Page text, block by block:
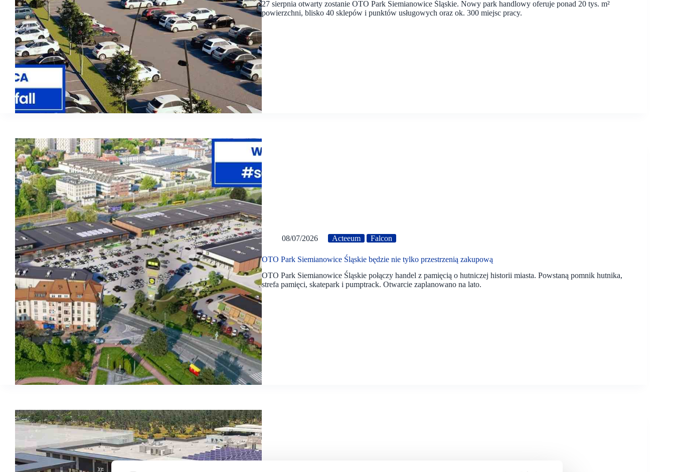
27 sierpnia otwarty zostanie OTO Park Siemianowice Śląskie. Nowy park handlowy oferuje ponad 20 tys. m²
powierzchni, blisko 40 sklepów i punktów usługowych oraz ok. 300 miejsc pracy.
08/07/2026 Acteeum Falcon
OTO Park Siemianowice Śląskie będzie nie tylko przestrzenią zakupową
OTO Park Siemianowice Śląskie połączy handel z pamięcią o hutniczej historii miasta. Powstaną pomnik hutnika,
strefa pamięci, skatepark i pumptrack. Otwarcie zaplanowano na lato.